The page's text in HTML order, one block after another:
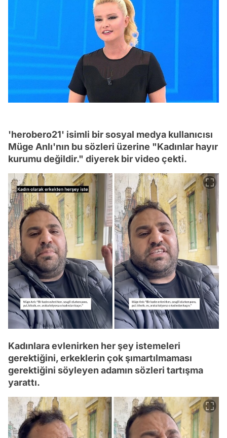
'herobero21' isimli bir sosyal medya kullanıcısı
Müge Anlı'nın bu sözleri üzerine "Kadınlar hayır
kurumu değildir." diyerek bir video çekti.
Kadınlara evlenirken her şey istemeleri
gerektiğini, erkeklerin çok şımartılmaması
gerektiğini söyleyen adamın sözleri tartışma
yarattı.